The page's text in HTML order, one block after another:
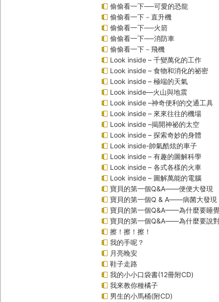
偷偷看一下──可愛的恐龍
偷偷看一下－直升機
偷偷看一下──火箭
偷偷看一下──消防車
偷偷看一下－飛機
Look inside – 千變萬化的工作
Look inside – 食物和消化的祕密
Look inside – 極端的天氣
Look inside—火山與地震
Look inside –神奇便利的交通工具
Look inside – 來來往往的機場
Look inside –揭開神祕的太空
Look inside – 探索奇妙的身體
Look inside-帥氣酷炫的車子
Look inside – 有趣的圖解科學
Look inside – 各式各樣的火車
Look inside – 圖解萬能的電腦
寶貝的第一個Q&A――便便大發現
寶貝的第一個Q & A――病菌大發現
寶貝的第一個Q&A——為什麼要睡
寶貝的第一個Q&A――為什麼要說
擦！擦！擦！
我的手呢？
月亮晚安
鞋子走路
我的小小口袋書(12冊附CD)
我來教你種橘子
男生的小馬桶(附CD)